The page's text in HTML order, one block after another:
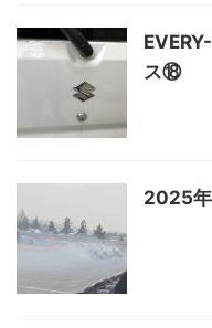
ス⑱
2025年